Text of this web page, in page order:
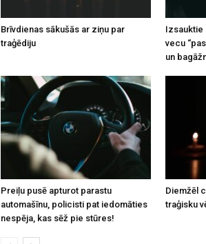
Brīvdienas sākušās ar ziņu par
traģēdiju
Izsauktie
vecu
un
Preiļu pusē apturot parastu
automašīnu, policisti pat iedomāties
nespēja, kas sēž pie stūres!
Diemžēl
traģisku